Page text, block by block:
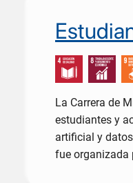
La Carrera de
estudiantes y
artificial y
fue organizada